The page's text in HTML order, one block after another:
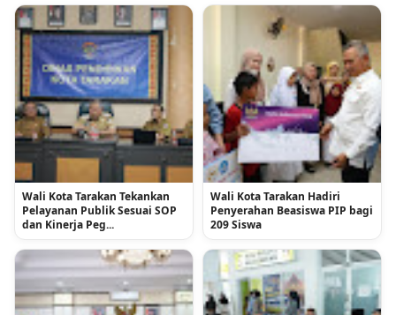
Wali Kota Tarakan Tekankan
Pelayanan Publik Sesuai SOP
dan Kinerja Peg...
Wali Kota Tarakan Hadiri
Penyerahan Beasiswa PIP bagi
209 Siswa